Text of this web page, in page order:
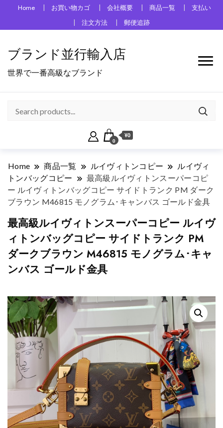
Home お買い物カゴ 会社概要 商品一覧
支払い
注文方法
郵便追跡
ブランド並行輸入店
世界で一番高級なブランド
0
¥0
Home 商品一覧 ルイヴィトンコピー
ルイヴィ
トンバッグコピー
最高級ルイヴィトンスーパーコピ
ー ルイヴィトンバッグコピー サイドトランク PM ダーク
ブラウン M46815 モノグラム･キャンバス ゴールド金具
最高級ルイヴィトンスーパーコピー ルイヴ
ィトンバッグコピー サイドトランク PM
ダークブラウン M46815 モノグラム･キャ
ンバス ゴールド金具